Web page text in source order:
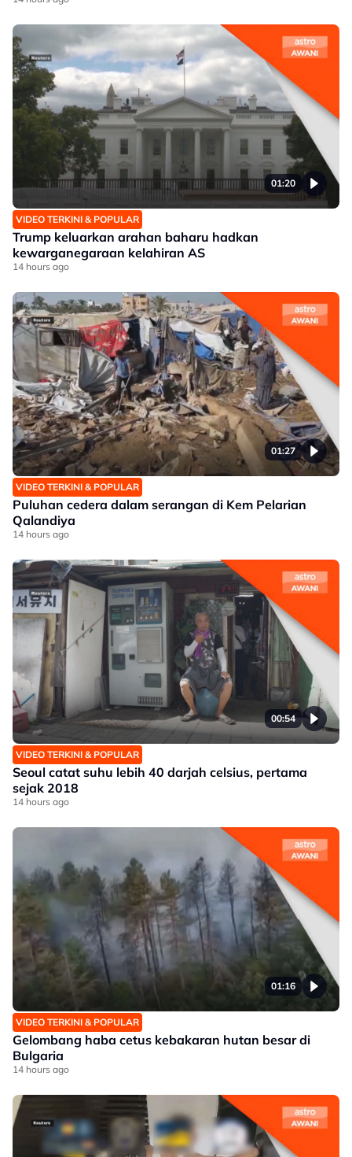
01:20
VIDEO TERKINI & POPULAR
Trump keluarkan arahan baharu hadkan
kewarganegaraan kelahiran AS
14 hours ago
01:27
VIDEO TERKINI & POPULAR
Puluhan cedera dalam serangan di Kem Pelarian
Qalandiya
14 hours ago
00:54
VIDEO TERKINI & POPULAR
Seoul catat suhu lebih 40 darjah celsius, pertama
sejak 2018
14 hours ago
01:16
VIDEO TERKINI & POPULAR
Gelombang haba cetus kebakaran hutan besar di
Bulgaria
14 hours ago